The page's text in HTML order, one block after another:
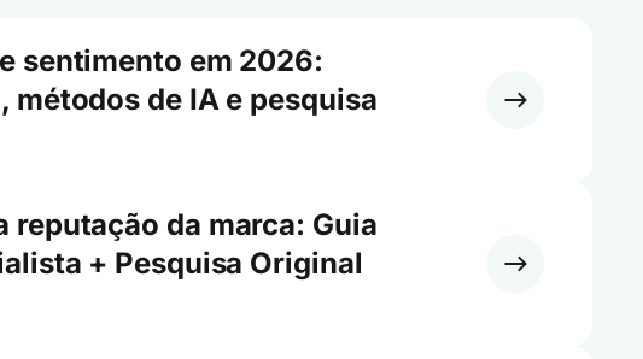
sentimento em 2026:
métodos de IA e pesquisa
reputação da marca: Guia
+ Pesquisa Original